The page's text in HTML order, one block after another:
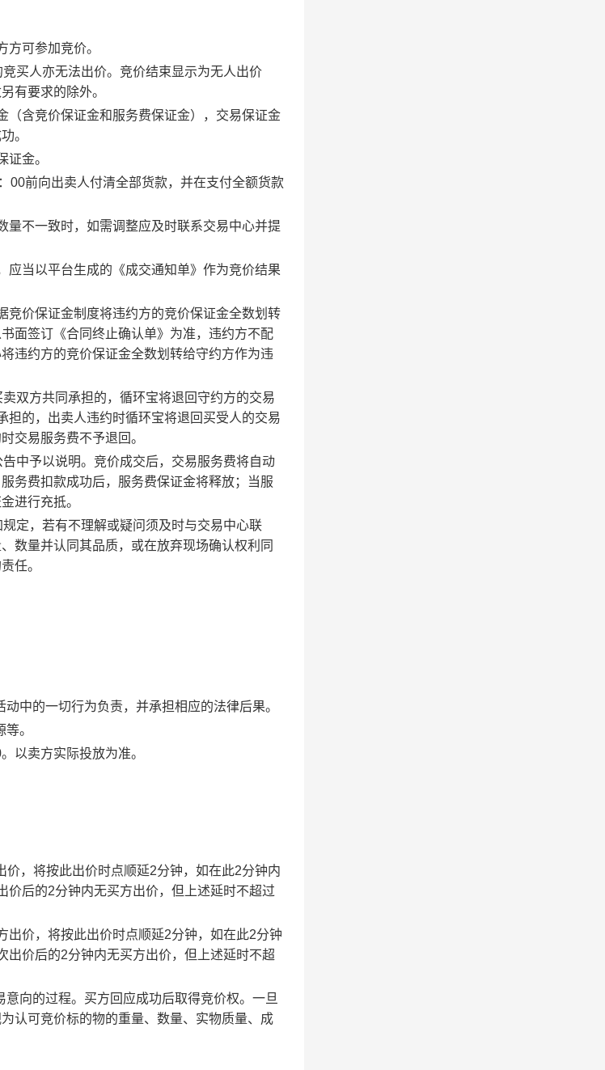
可参加竞价。
买人亦无法出价。竞价结束显示为无人出价
有要求的除外。
（含竞价保证金和服务费保证金），交易保证金
。
金。
00前向出卖人付清全部货款，并在支付全额货款
不一致时，如需调整应及时联系交易中心并提
当以平台生成的《成交通知单》作为竞价结果
竞价保证金制度将违约方的竞价保证金全数划转
面签订《合同终止确认单》为准，违约方不配
违约方的竞价保证金全数划转给守约方作为违
双方共同承担的，循环宝将退回守约方的交易
的，出卖人违约时循环宝将退回买受人的交易
交易服务费不予退回。
中予以说明。竞价成交后，交易服务费将自动
务费扣款成功后，服务费保证金将释放；当服
进行充抵。
定，若有不理解或疑问须及时与交易中心联
数量并认同其品质，或在放弃现场确认权利同
任。
中的一切行为负责，并承担相应的法律后果。
。
以卖方实际投放为准。
，将按此出价时点顺延2分钟，如在此2分钟内
后的2分钟内无买方出价，但上述延时不超过
价，将按此出价时点顺延2分钟，如在此2分钟
出价后的2分钟内无买方出价，但上述延时不超
向的过程。买方回应成功后取得竞价权。一旦
认可竞价标的物的重量、数量、实物质量、成